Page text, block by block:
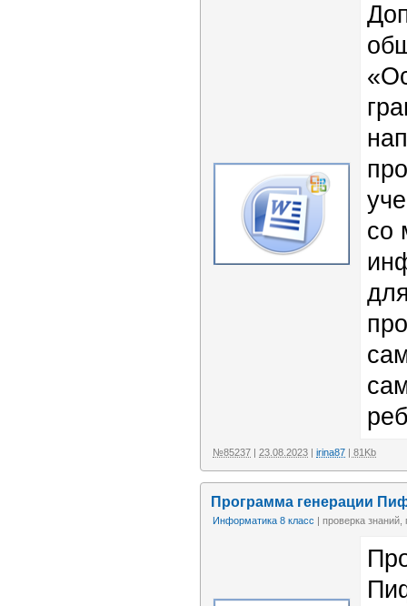
со
№85237 23.08.2023 irina87 | 81Kb
Программа генерации
Информатика 8 класс | проверка